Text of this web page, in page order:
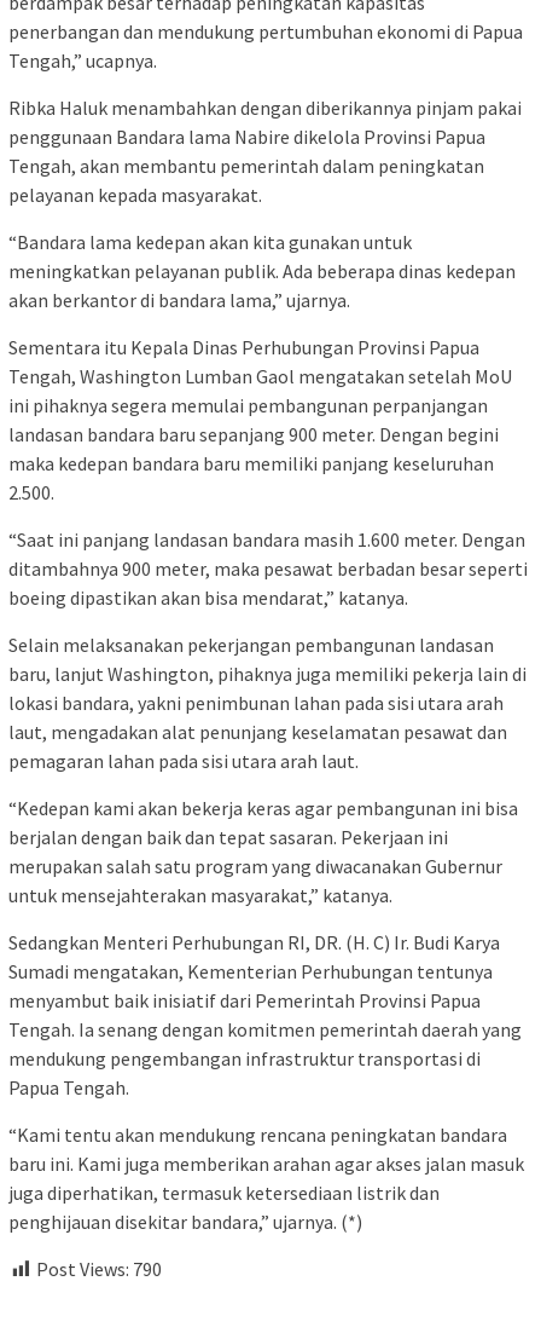
penerbangan dan mendukung pertumbuhan ekonomi di Papua
Tengah,” ucapnya.
Ribka Haluk menambahkan dengan diberikannya pinjam pakai
penggunaan Bandara lama Nabire dikelola Provinsi Papua
Tengah, akan membantu pemerintah dalam peningkatan
pelayanan kepada masyarakat.
“Bandara lama kedepan akan kita gunakan untuk
meningkatkan pelayanan publik. Ada beberapa dinas kedepan
akan berkantor di bandara lama,” ujarnya.
Sementara itu Kepala Dinas Perhubungan Provinsi Papua
Tengah, Washington Lumban Gaol mengatakan setelah MoU
ini pihaknya segera memulai pembangunan perpanjangan
landasan bandara baru sepanjang 900 meter. Dengan begini
maka kedepan bandara baru memiliki panjang keseluruhan
2.500.
“Saat ini panjang landasan bandara masih 1.600 meter. Dengan
ditambahnya 900 meter, maka pesawat berbadan besar seperti
boeing dipastikan akan bisa mendarat,” katanya.
Selain melaksanakan pekerjangan pembangunan landasan
baru, lanjut Washington, pihaknya juga memiliki pekerja lain di
lokasi bandara, yakni penimbunan lahan pada sisi utara arah
laut, mengadakan alat penunjang keselamatan pesawat dan
pemagaran lahan pada sisi utara arah laut.
“Kedepan kami akan bekerja keras agar pembangunan ini bisa
berjalan dengan baik dan tepat sasaran. Pekerjaan ini
merupakan salah satu program yang diwacanakan Gubernur
untuk mensejahterakan masyarakat,” katanya.
Sedangkan Menteri Perhubungan RI, DR. (H. C) Ir. Budi Karya
Sumadi mengatakan, Kementerian Perhubungan tentunya
menyambut baik inisiatif dari Pemerintah Provinsi Papua
Tengah. Ia senang dengan komitmen pemerintah daerah yang
mendukung pengembangan infrastruktur transportasi di
Papua Tengah.
“Kami tentu akan mendukung rencana peningkatan bandara
baru ini. Kami juga memberikan arahan agar akses jalan masuk
juga diperhatikan, termasuk ketersediaan listrik dan
penghijauan disekitar bandara,” ujarnya. (*)
Post Views: 790